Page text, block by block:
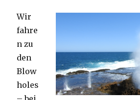
Wir
fahre
n zu
den
Blow
holes